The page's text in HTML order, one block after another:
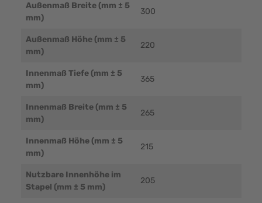
Außenmaß Breite (mm ± 5
mm)
300
Außenmaß Höhe (mm ± 5
mm)
220
Innenmaß Tiefe (mm ± 5
mm)
365
Innenmaß Breite (mm ± 5
mm)
265
Innenmaß Höhe (mm ± 5
mm)
215
Nutzbare Innenhöhe im
Stapel (mm ± 5 mm)
205